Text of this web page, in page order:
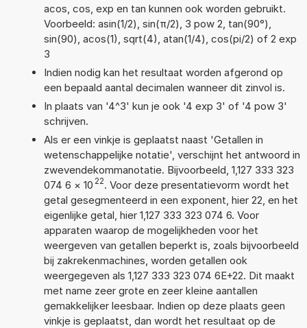
acos, cos, exp en tan kunnen ook worden gebruikt.
Voorbeeld: asin(1/2), sin(π/2), 3 pow 2, tan(90°),
sin(90), acos(1), sqrt(4), atan(1/4), cos(pi/2) of 2 exp
3
Indien nodig kan het resultaat worden afgerond op
een bepaald aantal decimalen wanneer dit zinvol is.
In plaats van '4^3' kun je ook '4 exp 3' of '4 pow 3'
schrijven.
Als er een vinkje is geplaatst naast 'Getallen in
wetenschappelijke notatie', verschijnt het antwoord in
zwevendekommanotatie. Bijvoorbeeld, 1,127 333 323
074 6 × 10 22. Voor deze presentatievorm wordt het
getal gesegmenteerd in een exponent, hier 22, en het
eigenlijke getal, hier 1,127 333 323 074 6. Voor
apparaten waarop de mogelijkheden voor het
weergeven van getallen beperkt is, zoals bijvoorbeeld
bij zakrekenmachines, worden getallen ook
weergegeven als 1,127 333 323 074 6E+22. Dit maakt
met name zeer grote en zeer kleine aantallen
gemakkelijker leesbaar. Indien op deze plaats geen
vinkje is geplaatst, dan wordt het resultaat op de